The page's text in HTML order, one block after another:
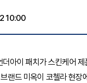
10:00
아이 패치가 스킨케어
랜드 미옥이 코첼라 현장